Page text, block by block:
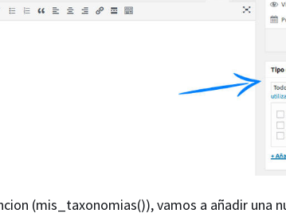
(mis_taxonomias()), vamos a añadir una